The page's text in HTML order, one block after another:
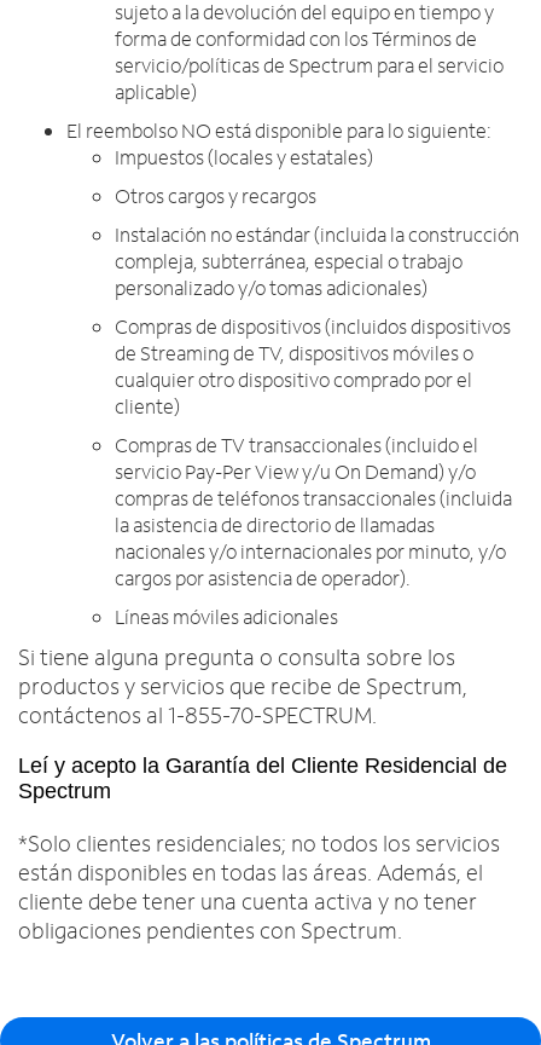
sujeto a la devolución del equipo en tiempo y
forma de conformidad con los Términos de
servicio/políticas de Spectrum para el servicio
aplicable)
El reembolso NO está disponible para lo siguiente:
Impuestos (locales y estatales)
Otros cargos y recargos
Instalación no estándar (incluida la construcción
compleja, subterránea, especial o trabajo
personalizado y/o tomas adicionales)
Compras de dispositivos (incluidos dispositivos
de Streaming de TV, dispositivos móviles o
cualquier otro dispositivo comprado por el
cliente)
Compras de TV transaccionales (incluido el
servicio Pay-Per View y/u On Demand) y/o
compras de teléfonos transaccionales (incluida
la asistencia de directorio de llamadas
nacionales y/o internacionales por minuto, y/o
cargos por asistencia de operador).
Líneas móviles adicionales
Si tiene alguna pregunta o consulta sobre los
productos y servicios que recibe de Spectrum,
contáctenos al 1-855-70-SPECTRUM.
Leí y acepto la Garantía del Cliente Residencial de
Spectrum
*Solo clientes residenciales; no todos los servicios
están disponibles en todas las áreas. Además, el
cliente debe tener una cuenta activa y no tener
obligaciones pendientes con Spectrum.